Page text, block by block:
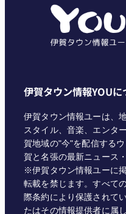
伊賀タウン情報YOUに
伊賀タウン情報ユーは、
スタイル、音楽、エンタ
賀地域の"今"を配信する
賀と名張の最新ニュース
※伊賀タウン情報ユーに
転載を禁じます。すべて
際条約により保護されて
たはその情報提供者に属し